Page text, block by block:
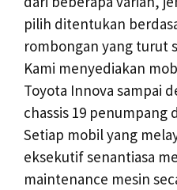
pilih ditentukan
rombongan yang turut
Kami menyediakan
Toyota Innova sampai
chassis 19 penumpang
Setiap mobil yang
eksekutif senantiasa
maintenance mesin